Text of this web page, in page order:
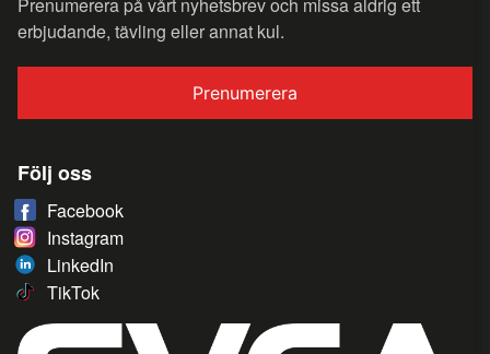
Prenumerera på vårt nyhetsbrev och missa aldrig ett
erbjudande, tävling eller annat kul.
Prenumerera
Följ oss
Facebook
Instagram
LinkedIn
TikTok